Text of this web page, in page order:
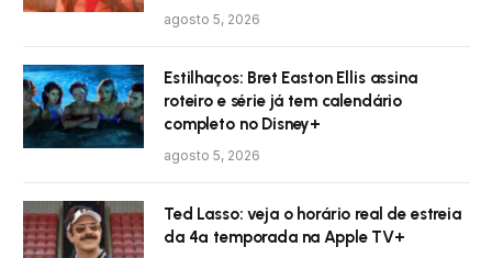
agosto 5, 2026
Estilhaços: Bret Easton Ellis assina
roteiro e série já tem calendário
completo no Disney+
agosto 5, 2026
Ted Lasso: veja o horário real de estreia
da 4ª temporada na Apple TV+